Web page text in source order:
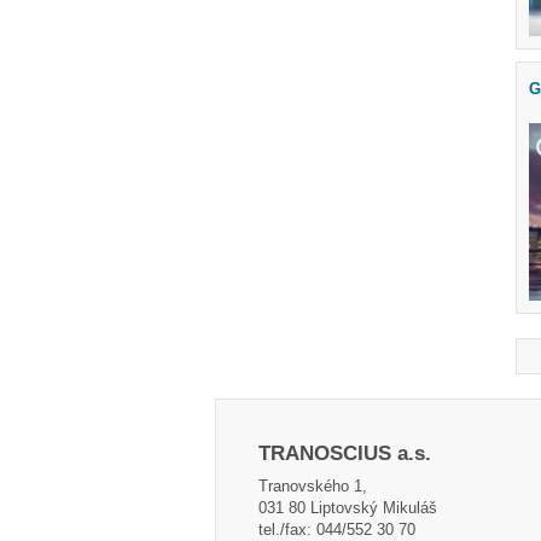
TRANOSCIUS a.s.
Tranovského 1,
031 80 Liptovský Mikuláš
tel./fax: 044/552 30 70